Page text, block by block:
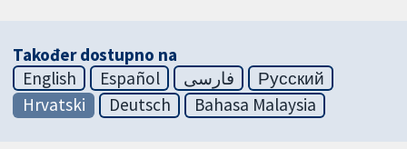
Također dostupno na
English
Español فارسی
Русский
Hrvatski
Deutsch Bahasa Malaysia